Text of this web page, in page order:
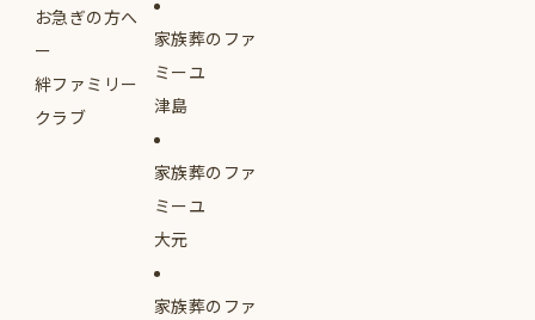
お急ぎの方へ
絆ファミリー
クラブ
家族葬のファ
ミーユ
津島
家族葬のファ
ミーユ
大元
家族葬のファ